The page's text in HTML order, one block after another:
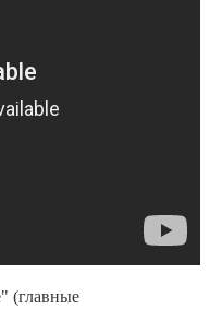
(главные